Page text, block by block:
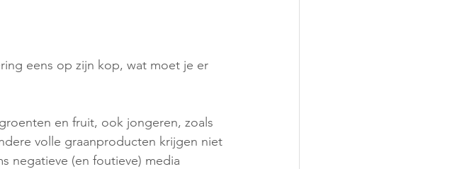
eens op zijn kop, wat moet je er
en fruit, ook jongeren, zoals
volle graanproducten krijgen niet
negatieve (en foutieve) media